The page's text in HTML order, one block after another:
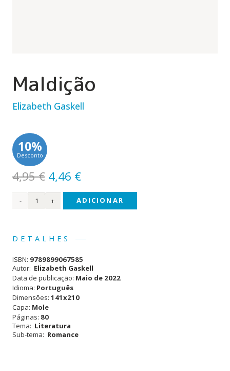
Maldição
Elizabeth Gaskell
10%
Desconto
4,95€ O
preço
original
4,95 €.
4,46 €O
preço
atual
Quantidade
ADICIONAR
DETALHES
ISBN: 9789899067585
Autor: Elizabeth Gaskell
Data de publicação: Maio de 2022
Idioma: Português
Dimensões: 141x210
Capa: Mole
Páginas: 80
Tema: Literatura
Sub-tema: Romance